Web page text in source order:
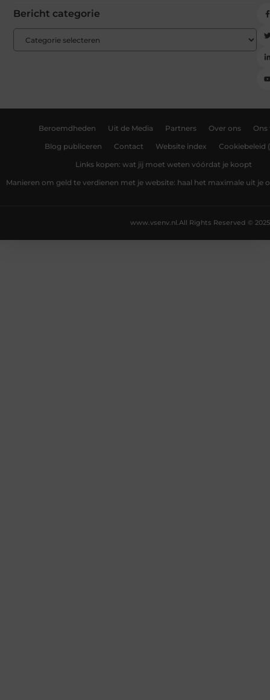
Bericht categorie
Beroemdheden Uit de Media Partners Over ons Ons
Blog publiceren Contact Website index Cookiebeleid
Links kopen: wat jij moet weten vóórdat je koopt
Manieren om geld te verdienen met je website: haal het maximale uit je
All Rights Reserved © 2025
www.vsenv.nl.